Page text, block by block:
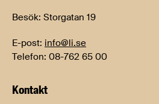
Besök: Storgatan 19
E-post: info@li.se
Telefon: 08-762 65 00
Kontakt